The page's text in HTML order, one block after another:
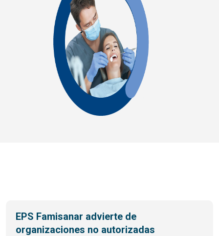
EPS Famisanar advierte de
organizaciones no autorizadas